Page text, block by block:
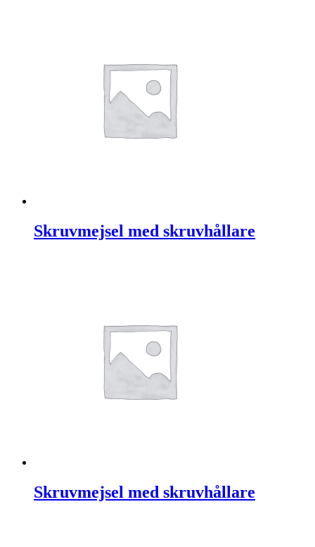
Skruvmejsel med skruvhållare
Skruvmejsel med skruvhållare